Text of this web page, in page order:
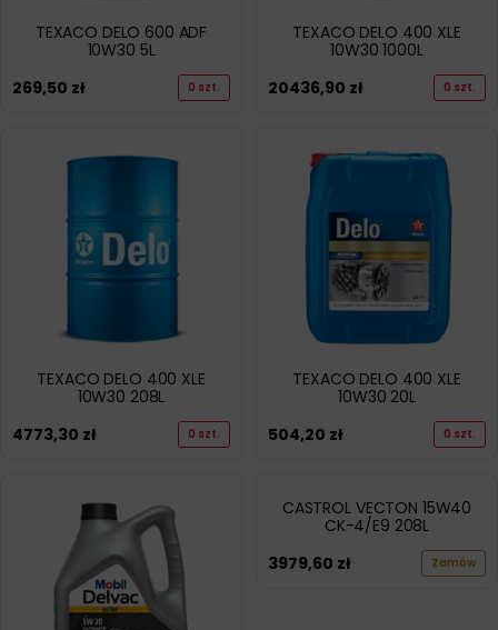
TEXACO DELO 600 ADF
10W30 5L
269,50 zł 0 szt.
TEXACO DELO 400 XLE
10W30 1000L
20436,90 zł 0 szt.
TEXACO DELO 400 XLE
10W30 208L
4773,30 zł 0 szt.
TEXACO DELO 400 XLE
10W30 20L
504,20 zł 0 szt.
CASTROL VECTON 15W40
CK-4/E9 208L
3979,60 zł Zamów